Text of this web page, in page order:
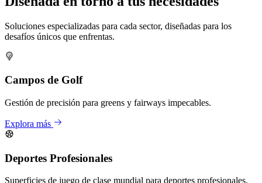
Soluciones especializadas para cada sector, diseñadas para los
desafíos únicos que enfrentas.
Campos de Golf
Gestión de precisión para greens y fairways impecables.
Explora más
Deportes Profesionales
Superficies de juego de clase mundial para deportes profesionales.